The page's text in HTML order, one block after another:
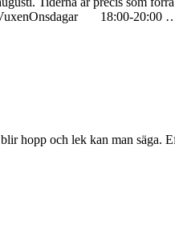
18:00-20:00
hopp och lek kan man